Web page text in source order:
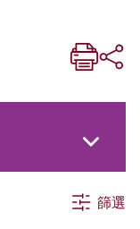
篩選